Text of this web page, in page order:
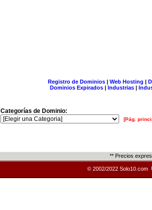
Registro de Dominios| Web Hosting |
Dominios Expirados | Industrias |
Categorías de Dominio:
[Pág.
** Precios
© 2002/2022 Solo10.com